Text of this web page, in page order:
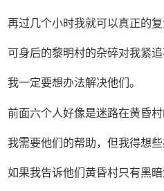
再过几个小时我就可以真正的复
可身后的黎明村的杂碎对我紧追
我一定要想办法解决他们。
前面六个人好像是迷路在黄昏村
我需要他们的帮助，但我得想些
如果我告诉他们黄昏村只有黑暗